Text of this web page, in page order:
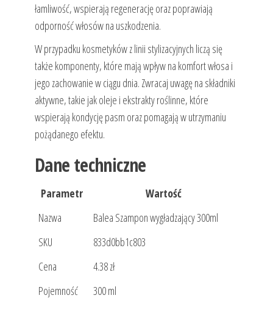
łamliwość, wspierają regenerację oraz poprawiają
odporność włosów na uszkodzenia.
W przypadku kosmetyków z linii stylizacyjnych liczą się
także komponenty, które mają wpływ na komfort włosa i
jego zachowanie w ciągu dnia. Zwracaj uwagę na składniki
aktywne, takie jak oleje i ekstrakty roślinne, które
wspierają kondycję pasm oraz pomagają w utrzymaniu
pożądanego efektu.
Dane techniczne
Parametr
Wartość
Nazwa
Balea Szampon wygładzający 300ml
SKU
833d0bb1c803
Cena
4.38 zł
Pojemność
300 ml